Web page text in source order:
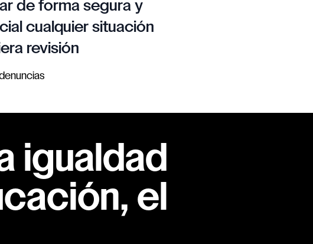
de forma segura y
cualquier situación
revisión
igualdad
el